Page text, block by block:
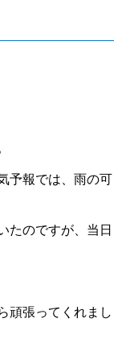
予報では、雨の可
たのですが、当日
頑張ってくれまし